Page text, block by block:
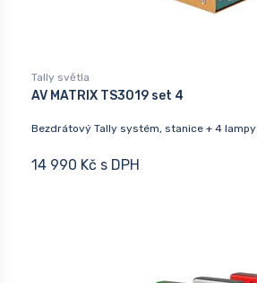
Tally světla
AV MATRIX TS3019 set 4
Bezdrátový Tally systém, stanice + 4 lampy
14 990 Kč s DPH